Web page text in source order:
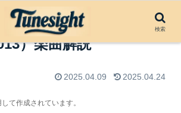
by Chelsea
）楽曲解説
2025.04.09 2025.04.24
て作成されています。
検索